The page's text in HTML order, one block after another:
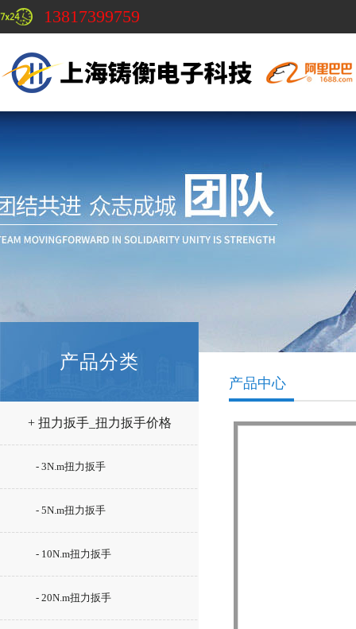
13817399759
产品分类
+ 扭力扳手_扭力扳手价格
- 3N.m扭力扳手
- 5N.m扭力扳手
- 10N.m扭力扳手
- 20N.m扭力扳手
产品中心